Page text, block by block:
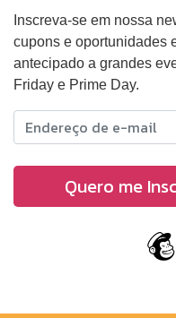
Inscreva-se em nossa
cupons e oportunidades
antecipado a grandes
Friday e Prime Day.